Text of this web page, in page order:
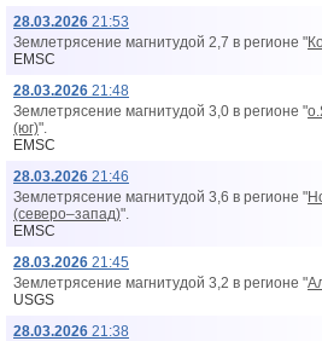
28.03.2026 21:53
Землетрясение магнитудой 2,7 в регионе "
EMSC
28.03.2026 21:48
Землетрясение магнитудой 3,0 в регионе "
(юг)".
EMSC
28.03.2026 21:46
Землетрясение магнитудой 3,6 в регионе "
(северо–запад)".
EMSC
28.03.2026 21:45
Землетрясение магнитудой 3,2 в регионе "
USGS
28.03.2026 21:38